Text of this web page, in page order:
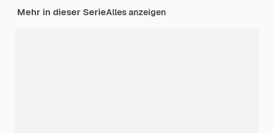
Mehr in dieser SerieAlles anzeigen